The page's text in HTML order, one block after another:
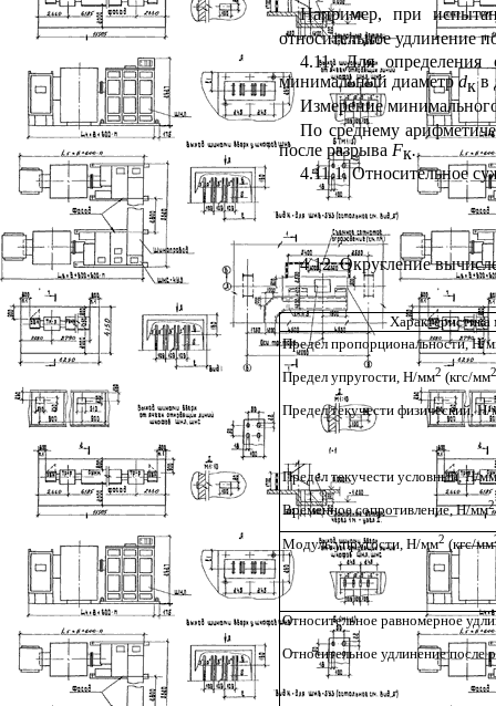
Например, при
относительное удлинение
4.11. Для определения
минимальный диаметрdкв
Измерение
По среднему
после разрыва Fк.
4.11.1. Относительное
4.12. Округление
Характеристика
Предел пропорциональности, Н/
Предел упругости, Н/мм2 (кгс/мм2
Предел текучести физический,
Предел текучести условный, Н/мм
Временное сопротивление, Н/мм2
Модуль упругости, Н/мм2 (кгс/мм
Относительное равномерное
Относительное удлинение после